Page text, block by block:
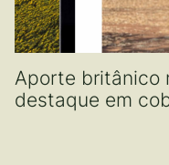
Aporte britânico
destaque em